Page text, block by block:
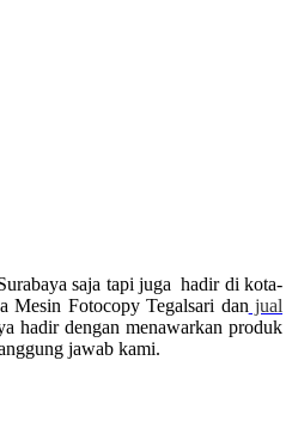
saja tapi juga hadir di kota-
Mesin Fotocopy Tegalsari dan jual
hadir dengan menawarkan produk
jawab kami.